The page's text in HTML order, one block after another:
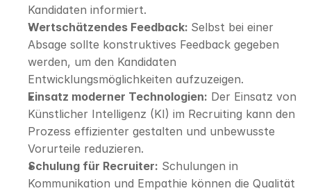
Kandidaten informiert.
Wertschätzendes Feedback: Selbst bei einer
Absage sollte konstruktives Feedback gegeben
werden, um den Kandidaten
Entwicklungsmöglichkeiten aufzuzeigen.
Einsatz moderner Technologien: Der Einsatz von
Künstlicher Intelligenz (KI) im Recruiting kann den
Prozess effizienter gestalten und unbewusste
Vorurteile reduzieren.
Schulung für Recruiter: Schulungen in
Kommunikation und Empathie können die Qualität